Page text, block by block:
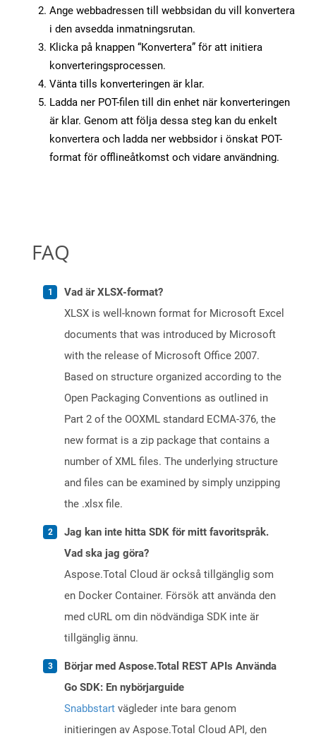
Ange webbadressen till webbsidan du vill konvertera
i den avsedda inmatningsrutan.
Klicka på knappen “Konvertera” för att initiera
konverteringsprocessen.
Vänta tills konverteringen är klar.
Ladda ner POT-filen till din enhet när konverteringen
är klar. Genom att följa dessa steg kan du enkelt
konvertera och ladda ner webbsidor i önskat POT-
format för offlineåtkomst och vidare användning.
FAQ
Vad är XLSX-format?
XLSX is well-known format for Microsoft Excel
documents that was introduced by Microsoft
with the release of Microsoft Office 2007.
Based on structure organized according to the
Open Packaging Conventions as outlined in
Part 2 of the OOXML standard ECMA-376, the
new format is a zip package that contains a
number of XML files. The underlying structure
and files can be examined by simply unzipping
the .xlsx file.
Jag kan inte hitta SDK för mitt favoritspråk.
Vad ska jag göra?
Aspose.Total Cloud är också tillgänglig som
en Docker Container. Försök att använda den
med cURL om din nödvändiga SDK inte är
tillgänglig ännu.
Börjar med Aspose.Total REST APIs Använda
Go SDK: En nybörjarguide
Snabbstart vägleder inte bara genom
initieringen av Aspose.Total Cloud API, den